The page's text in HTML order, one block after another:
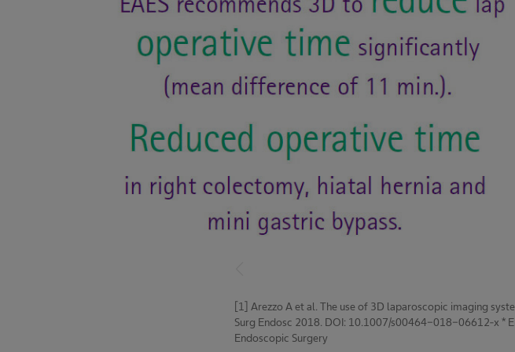
[1] Arezzo A et al. The use of 3D laparoscopic imaging
Surg Endosc 2018. DOI: 10.1007/s00464-018-06612-x *
Endoscopic Surgery